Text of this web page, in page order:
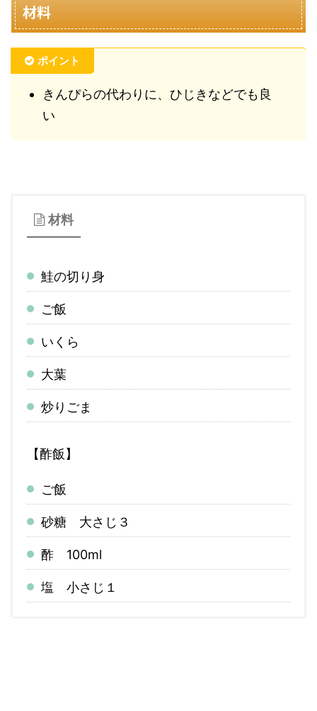
材料
ポイント
きんぴらの代わりに、ひじきなどでも良
い
材料
鮭の切り身
ご飯
いくら
大葉
炒りごま
【酢飯】
ご飯
砂糖 大さじ３
酢 100ml
塩 小さじ１